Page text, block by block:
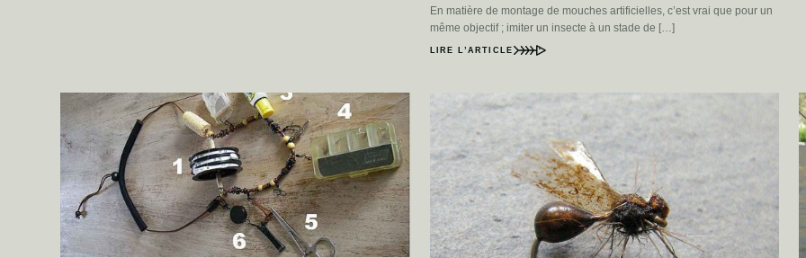
En matière de montage de mouches artificielles, c’est vrai que pour un
même objectif ; imiter un insecte à un stade de […]
LIRE L’ARTICLE